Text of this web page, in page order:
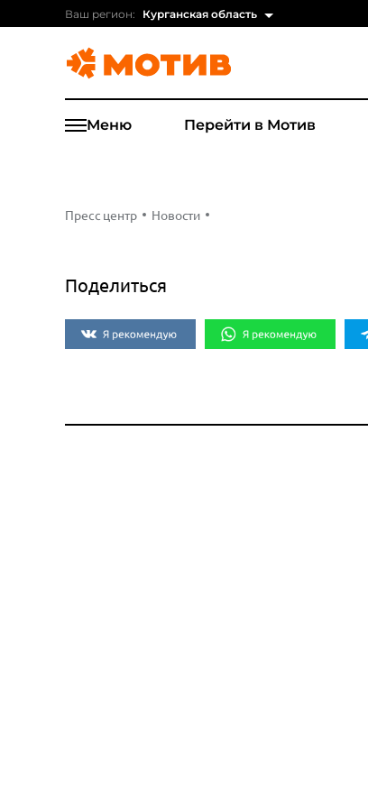
Ваш регион: Курганская область
Меню Перейти в Мотив
Пресс центр Новости
Поделиться